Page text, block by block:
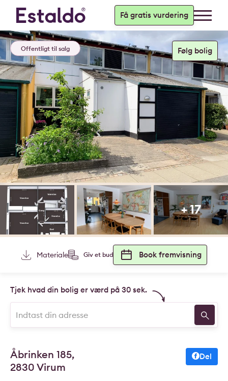
Få gratis vurdering
Offentligt til salg
+ 17
Materiale Giv et bud Book fremvisning
Tjek hvad din bolig er værd på 30 sek.
Åbrinken 185,
2830 Virum
Del